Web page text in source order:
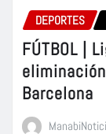
DEPORTES
FÚTBOL |
Barcelona